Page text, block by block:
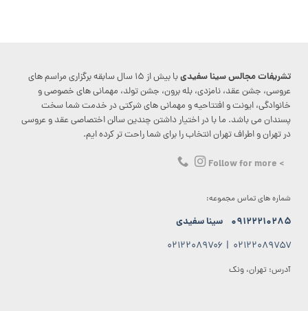
تشریفات مجالس سینا سفیدی
با بیش از ۱۵ سال سابقه برگزاری مراسم های
عروسی، جشن عقد، نامزدی، بله برون، جشن تولد، مهمانی های خصوصی و
خانوادگی، ایونت و افتتاحیه و مهمانی های شرکتی در خدمت شما سخت
پسندان می باشد. ما با در اختیار داشتن چندین سالن اختصاصی عقد و عروسی
در تهران و اطراف تهران انتخاب را برای شما راحت تر کرده ایم.
> Follow for more
شماره های تماس مجموعه:
۰۹۱۲۲۲۱۰۲۸۵ سینا سفیدی
۰۲۱۲۲۰۸۹۷۵۷ | ۰۲۱۲۲۰۸۹۷۰۶
آدرس: تهران، ونک